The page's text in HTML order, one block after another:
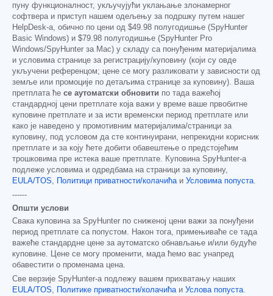
пуну функционалност, укључујући уклањање злонамерног
софтвера и приступ нашем одељењу за подршку путем нашег
HelpDesk-а, обично по цени од $49.98 полугодишње (SpyHunter
Basic Windows) и $79.98 полугодишње (SpyHunter Pro
Windows/SpyHunter за Mac) у складу са понуђеним материјалима
и условима странице за регистрацију/куповину (који су овде
укључени референцом; цене се могу разликовати у зависности од
земље или промоције по детаљима странице за куповину). Ваша
претплата ће се аутоматски обновити по тада важећој
стандардној цени претплате која важи у време ваше првобитне
куповине претплате и за исти временски период претплате или
како је наведено у промотивним материјалима/страници за
куповину, под условом да сте континуирани, непрекидни корисник
претплате и за коју ћете добити обавештење о предстојећим
трошковима пре истека ваше претплате. Куповина SpyHunter-а
подлеже условима и одредбама на страници за куповину,
EULA/TOS, Политици приватности/колачићаи Условима попуста.
------
Општи услови
Свака куповина за SpyHunter по сниженој цени важи за понуђени
период претплате са попустом. Након тога, примењиваће се тада
важеће стандардне цене за аутоматско обнављање и/или будуће
куповине. Цене се могу променити, мада ћемо вас унапред
обавестити о променама цена.
Све верзије SpyHunter-а подлежу вашем прихватању наших
EULA/TOS, Политике приватности/колачићаи Услова попуста.